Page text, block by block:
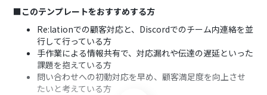
■このテンプレートをおすすめする方
Re:lationでの顧客対応と、Discordでのチーム内連絡を並
行して行っている方
手作業による情報共有で、対応漏れや伝達の遅延といった
課題を抱えている方
問い合わせへの初動対応を早め、顧客満足度を向上させ
たいと考えている方